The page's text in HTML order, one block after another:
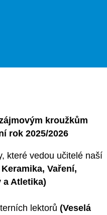
kroužkům
rok 2025/2026
které vedou učitelé naší
Vaření,
Atletika)
lektorů (Veselá